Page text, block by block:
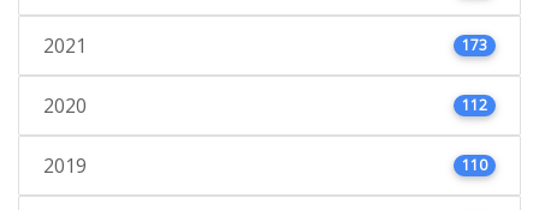
2021 173
2020 112
2019 110